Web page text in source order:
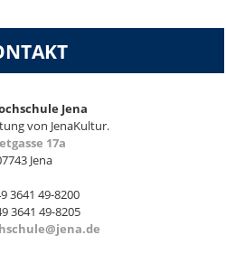
Jena
von JenaKultur.
17a
Jena
3641 49-8200
3641 49-8205